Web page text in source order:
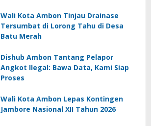
Wali Kota Ambon Tinjau Drainase
Tersumbat di Lorong Tahu di Desa
Batu Merah
Dishub Ambon Tantang Pelapor
Angkot Ilegal: Bawa Data, Kami Siap
Proses
Wali Kota Ambon Lepas Kontingen
Jambore Nasional XII Tahun 2026